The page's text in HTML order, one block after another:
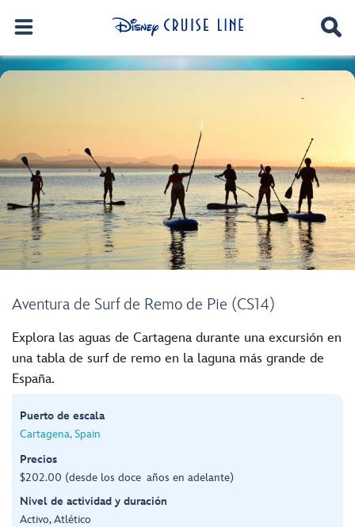
Aventura de Surf de Remo de Pie (CS14)
Explora las aguas de Cartagena durante una excursión en
una tabla de surf de remo en la laguna más grande de
España.
Puerto de escala
Cartagena, Spain
Precios
$202.00 (desde los doce años en adelante)
Nivel de actividad y duración
Activo, Atlético